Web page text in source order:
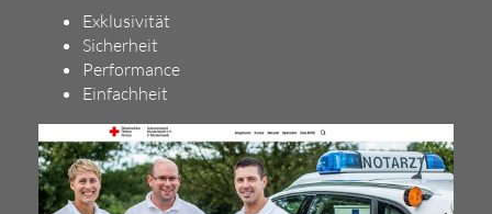
Exklusivität
Sicherheit
Performance
Einfachheit